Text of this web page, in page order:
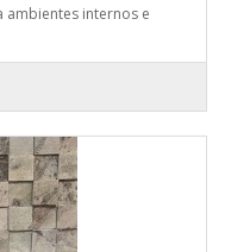
ambientes internos e